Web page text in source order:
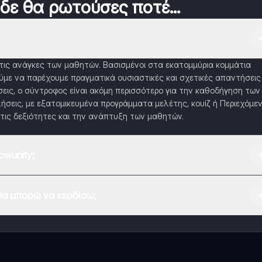
θα ρωτούσες ποτέ...
ανάγκες των μαθητών. Βασισμένοι στα εκατομμύρια κομμάτια
να παρέχουμε πραγματικά ουσιαστικές και σχετικές απαντήσεις
ο σύντροφος είναι ακόμη περισσότερο για την καθοδήγηση των
με εξατομικευμένα προγράμματα μελέτης, κουίζ ή
δεξιότητες και την ανάπτυξη των μαθητών.
το Knowunity Pro.